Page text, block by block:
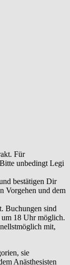
Für
unbedingt Legi
bestätigen Dir
Vorgehen und dem
Buchungen sind
um 18 Uhr möglich.
mit,
sie
Anästhesisten